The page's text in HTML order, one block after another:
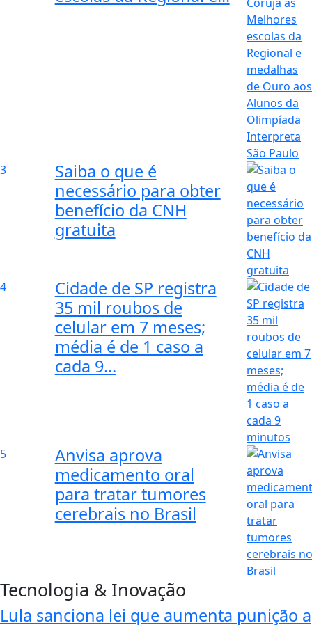
3
Saiba o que é
necessário para obter
benefício da CNH
gratuita
4
Cidade de SP registra
35 mil roubos de
celular em 7 meses;
média é de 1 caso a
cada 9...
5
Anvisa aprova
medicamento oral
para tratar tumores
cerebrais no Brasil
Tecnologia & Inovação
Lula sanciona lei que aumenta punição a